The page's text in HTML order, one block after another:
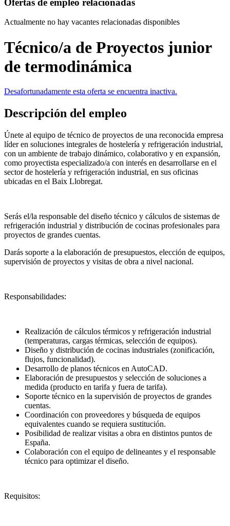
Actualmente no hay vacantes relacionadas disponibles
Técnico/a de Proyectos junior
de termodinámica
Desafortunadamente esta oferta se encuentra inactiva.
Descripción del empleo
Únete al equipo de técnico de proyectos de una reconocida empresa
líder en soluciones integrales de hostelería y refrigeración industrial,
con un ambiente de trabajo dinámico, colaborativo y en expansión,
como proyectista especializado/a con interés en desarrollarse en el
sector de hostelería y refrigeración industrial, en sus oficinas
ubicadas en el Baix Llobregat.
Serás el/la responsable del diseño técnico y cálculos de sistemas de
refrigeración industrial y distribución de cocinas profesionales para
proyectos de grandes cuentas.
Darás soporte a la elaboración de presupuestos, elección de equipos,
supervisión de proyectos y visitas de obra a nivel nacional.
Responsabilidades:
Realización de cálculos térmicos y refrigeración industrial
(temperaturas, cargas térmicas, selección de equipos).
Diseño y distribución de cocinas industriales (zonificación,
flujos, funcionalidad).
Desarrollo de planos técnicos en AutoCAD.
Elaboración de presupuestos y selección de soluciones a
medida (producto en tarifa y fuera de tarifa).
Soporte técnico en la supervisión de proyectos de grandes
cuentas.
Coordinación con proveedores y búsqueda de equipos
equivalentes cuando se requiera sustitución.
Posibilidad de realizar visitas a obra en distintos puntos de
España.
Colaboración con el equipo de delineantes y el responsable
técnico para optimizar el diseño.
Requisitos: